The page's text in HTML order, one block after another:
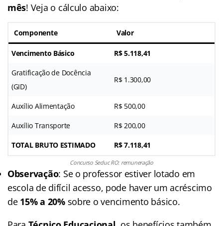
mês! Veja o cálculo abaixo:
Componente Valor
Vencimento Básico R$ 5.118,41
Gratificação de Docência
(GID)
R$ 1.300,00
Auxílio Alimentação R$ 500,00
Auxílio Transporte R$ 200,00
TOTAL BRUTO ESTIMADO R$ 7.118,41
Concurso Seduc RO: remuneração
Observação: Se o professor estiver lotado em
escola de difícil acesso, pode haver um acréscimo
de 15% a 20%sobre o vencimento básico.